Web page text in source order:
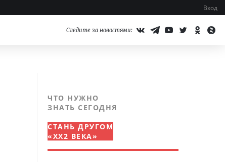
Вход
Следите за новостями:
ЧТО НУЖНО
ЗНАТЬ СЕГОДНЯ
СТАНЬ ДРУГОМ
«XX2 ВЕКА»